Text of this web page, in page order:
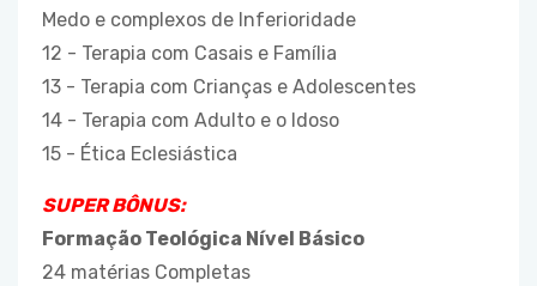
Medo e complexos de Inferioridade
12 - Terapia com Casais e Família
13 - Terapia com Crianças e Adolescentes
14 - Terapia com Adulto e o Idoso
15 - Ética Eclesiástica
SUPER BÔNUS:
Formação Teológica Nível Básico
24 matérias Completas